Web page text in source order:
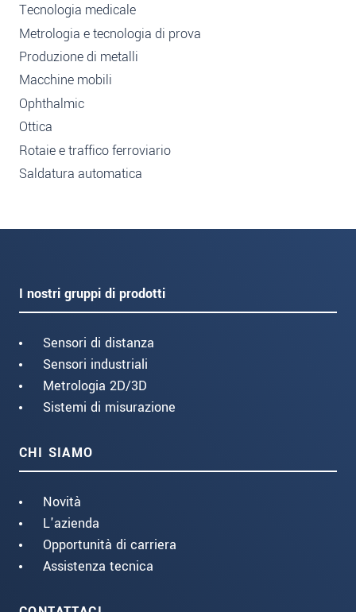
Tecnologia medicale
Metrologia e tecnologia di prova
Produzione di metalli
Macchine mobili
Ophthalmic
Ottica
Rotaie e traffico ferroviario
Saldatura automatica
I nostri gruppi di prodotti
Sensori di distanza
Sensori industriali
Metrologia 2D/3D
Sistemi di misurazione
CHI SIAMO
Novità
L'azienda
Opportunità di carriera
Assistenza tecnica